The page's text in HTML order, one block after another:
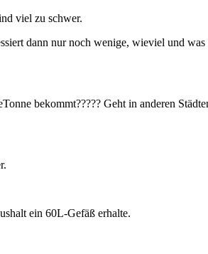
viel zu schwer.
dann nur noch wenige, wieviel und
bekommt????? Geht in anderen
ein 60L-Gefäß erhalte.